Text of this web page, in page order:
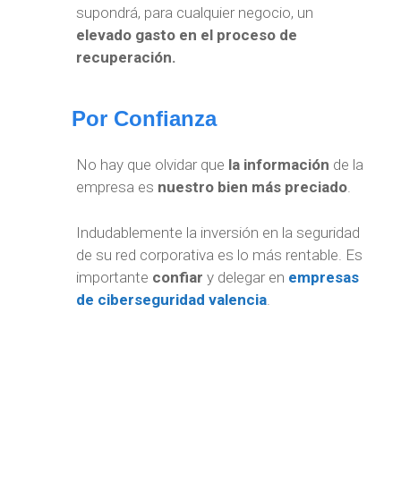
supondrá, para cualquier negocio, un
elevado gasto en el proceso de
recuperación.
Por Confianza
No hay que olvidar que la información de la
empresa es nuestro bien más preciado.
Indudablemente la inversión en la seguridad
de su red corporativa es lo más rentable. Es
importante confiar y delegar en empresas
de ciberseguridad valencia